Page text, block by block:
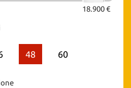
18.900 €
48 60